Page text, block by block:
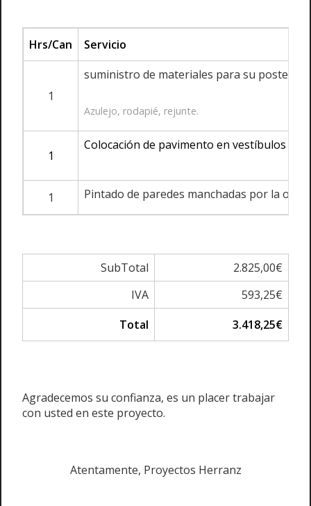
Hrs/Can Servicio
1
suministro de materiales para su posterior
Azulejo, rodapié, rejunte.
1
Colocación de pavimento en vestíbulos de
1 Pintado de paredes manchadas por la obra.
SubTotal
2.825,00€
IVA
593,25€
Total
3.418,25€
Agradecemos su confianza, es un placer trabajar
con usted en este proyecto.
Atentamente, Proyectos Herranz